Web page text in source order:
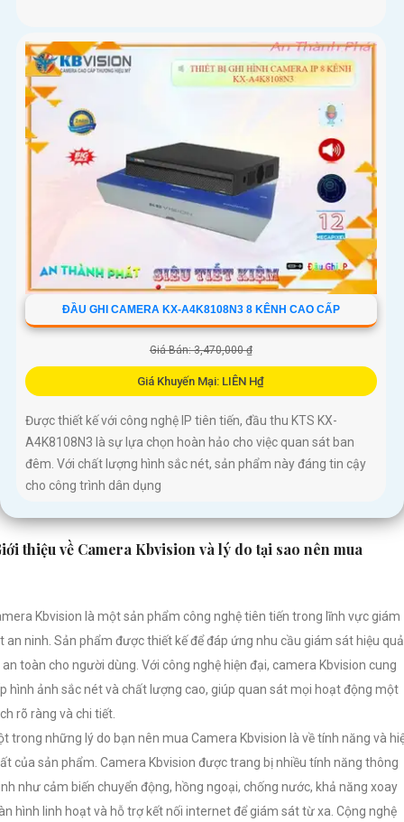
ĐẦU GHI CAMERA KX-A4K8108N3 8 KÊNH CAO CẤP
Giá Bán: 3,470,000 ₫
Giá Khuyến Mại: LIÊN H₫
Được thiết kế với công nghệ IP tiên tiến, đầu thu KTS KX-
A4K8108N3 là sự lựa chọn hoàn hảo cho việc quan sát ban
đêm. Với chất lượng hình sắc nét, sản phẩm này đáng tin cậy
cho công trình dân dụng
thiệu về Camera Kbvision và lý do tại sao nên mua
Kbvision là một sản phẩm công nghệ tiên tiến trong lĩnh vực giám
an ninh. Sản phẩm được thiết kế để đáp ứng nhu cầu giám sát hiệu quả
an toàn cho người dùng. Với công nghệ hiện đại, camera Kbvision cung
hình ảnh sắc nét và chất lượng cao, giúp quan sát mọi hoạt động một
rõ ràng và chi tiết.
trong những lý do bạn nên mua Camera Kbvision là về tính năng và
của sản phẩm. Camera Kbvision được trang bị nhiều tính năng thông
như cảm biến chuyển động, hồng ngoại, chống nước, khả năng xoay
hình linh hoạt và hỗ trợ kết nối internet để giám sát từ xa. Cộng nghệ